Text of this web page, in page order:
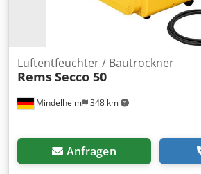
Mindelheim 348 km
Luftentfeuchter / Bautrockner
RemsSecco 50
Anfragen